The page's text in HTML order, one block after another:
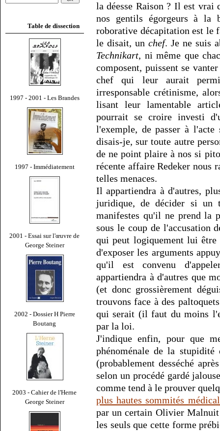
Table de dissection
1997 - 2001 - Les Brandes
1997 - Immédiatement
2001 - Essai sur l'œuvre de
George Steiner
2002 - Dossier H Pierre
Boutang
2003 - Cahier de l'Herne
George Steiner
la déesse Raison ? Il est vrai
nos gentils égorgeurs à la
roborative décapitation est le
le disait, un chef. Je ne suis
Technikart, ni même que
composent, puissent se
chef qui leur aurait
irresponsable crétinisme,
lisant leur lamentable
pourrait se croire investi
l'exemple, de passer à
disais-je, sur toute autre
de ne point plaire à nos si
récente affaire Redeker nous
telles menaces.
Il appartiendra à d'autres,
juridique, de décider si un
manifestes qu'il ne prend la
sous le coup de l'accusation
qui peut logiquement lui
d'exposer les arguments
qu'il est convenu
appartiendra à d'autres que
(et donc grossièrement
trouvons face à des
qui serait (il faut du moins
par la loi.
J'indique enfin, pour que
phénoménale de la stupidité
(probablement desséché
selon un procédé gardé
comme tend à le prouver
plus hautes sommités
par un certain Olivier
les seuls que cette forme